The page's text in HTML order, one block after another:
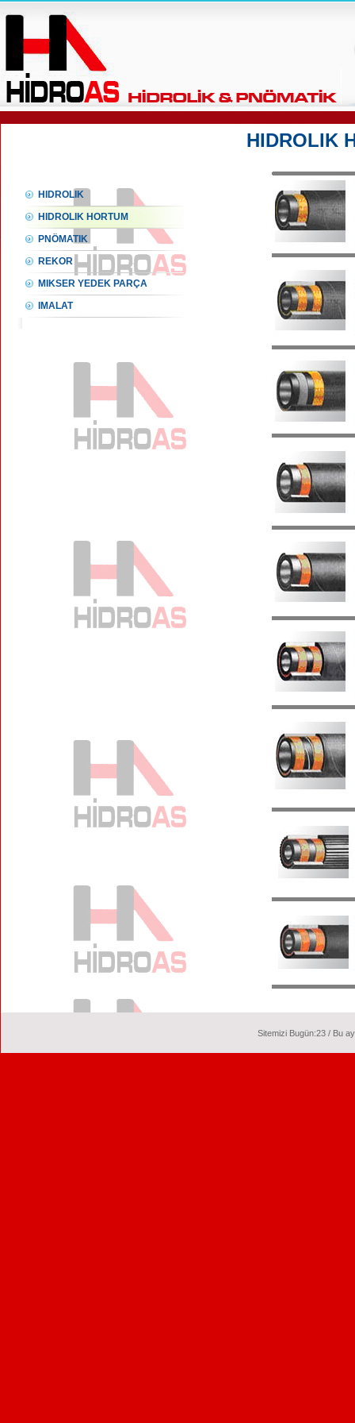
HIDROLIK
HIDROLIK
HIDROLIK HORTUM
PNÖMATIK
REKOR
MIKSER YEDEK PARÇA
IMALAT
Sitemizi Bugün:23 / Bu